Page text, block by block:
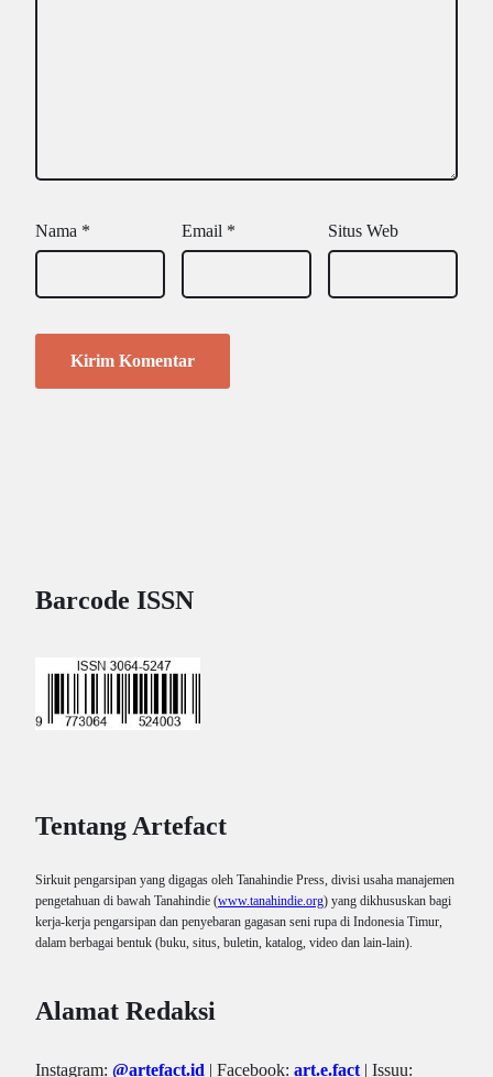
Nama * Email * Situs Web
Barcode ISSN
Tentang Artefact
Sirkuit pengarsipan yang digagas oleh Tanahindie Press, divisi usaha manajemen
pengetahuan di bawah Tanahindie (www.tanahindie.org) yang dikhususkan bagi
kerja-kerja pengarsipan dan penyebaran gagasan seni rupa di Indonesia Timur,
dalam berbagai bentuk (buku, situs, buletin, katalog, video dan lain-lain).
Alamat Redaksi
Instagram: @artefact.id | Facebook: art.e.fact | Issuu: